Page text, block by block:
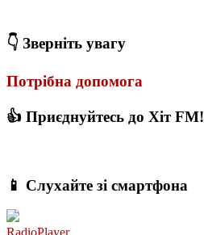
👇 Зверніть увагу
Потрібна допомога
👍 Приєднуйтесь до Хіт FM!
📱 Слухайте зі смартфона